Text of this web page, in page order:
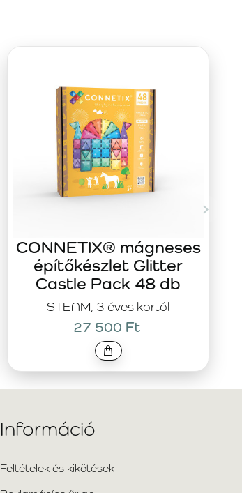
STEAM, 3 éves kortól
CONNETIX® mágneses
építőkészlet Glitter
Castle Pack 48 db
27 500 Ft
Információ
Feltételek és kikötések